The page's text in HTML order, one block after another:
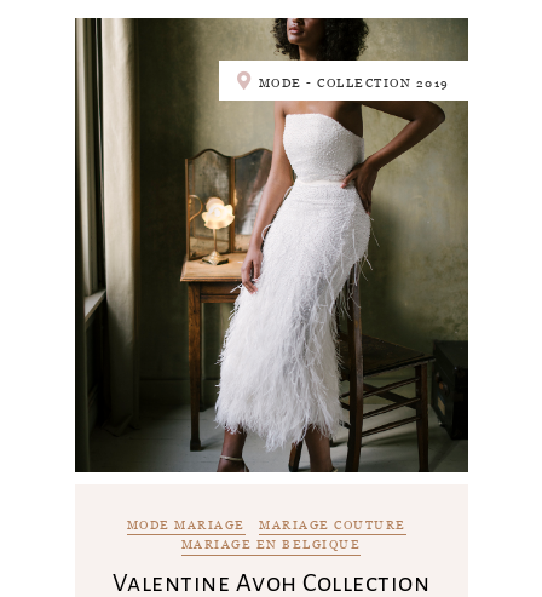
MODE - COLLECTION 2019
MODE MARIAGE
MARIAGE COUTURE
MARIAGE EN BELGIQUE
Valentine Avoh Collection